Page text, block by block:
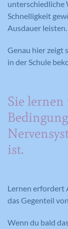
unterschiedliche
Schnelligkeit
Ausdauer leisten.
Genau hier zeigt
in der Schule
Sie
ist.
Lernen erfordert
das Gegenteil
Wenn du bald